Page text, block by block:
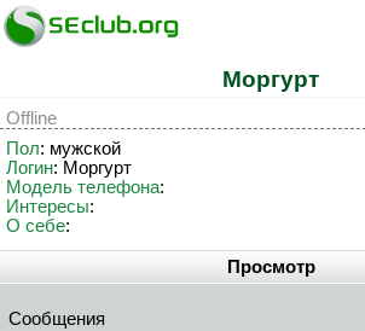
Mopгypт
Offline
Пол: мужской
Логин: Mopгypт
Модель телефона:
Интересы:
О себе:
Просмотр
Сообщения